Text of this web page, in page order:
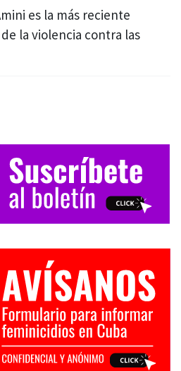
es la más reciente
la violencia contra las